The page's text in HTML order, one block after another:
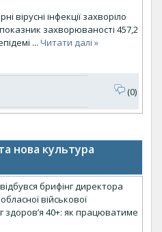
вірусні інфекції захворіло
захворюваності 457,2
... Читати далі »
(0)
нова культура
брифінг директора
військової
здоров’я 40+: як працюватиме